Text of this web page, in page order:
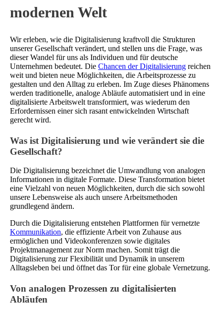
modernen Welt
Wir erleben, wie die Digitalisierung kraftvoll die Strukturen
unserer Gesellschaft verändert, und stellen uns die Frage, was
dieser Wandel für uns als Individuen und für deutsche
Unternehmen bedeutet. Die Chancen der Digitalisierung reichen
weit und bieten neue Möglichkeiten, die Arbeitsprozesse zu
gestalten und den Alltag zu erleben. Im Zuge dieses Phänomens
werden traditionelle, analoge Abläufe automatisiert und in eine
digitalisierte Arbeitswelt transformiert, was wiederum den
Erfordernissen einer sich rasant entwickelnden Wirtschaft
gerecht wird.
Was ist Digitalisierung und wie verändert sie die
Gesellschaft?
Die Digitalisierung bezeichnet die Umwandlung von analogen
Informationen in digitale Formate. Diese Transformation bietet
eine Vielzahl von neuen Möglichkeiten, durch die sich sowohl
unsere Lebensweise als auch unsere Arbeitsmethoden
grundlegend ändern.
Durch die Digitalisierung entstehen Plattformen für vernetzte
Kommunikation, die effiziente Arbeit von Zuhause aus
ermöglichen und Videokonferenzen sowie digitales
Projektmanagement zur Norm machen. Somit trägt die
Digitalisierung zur Flexibilität und Dynamik in unserem
Alltagsleben bei und öffnet das Tor für eine globale Vernetzung.
Von analogen Prozessen zu digitalisierten
Abläufen